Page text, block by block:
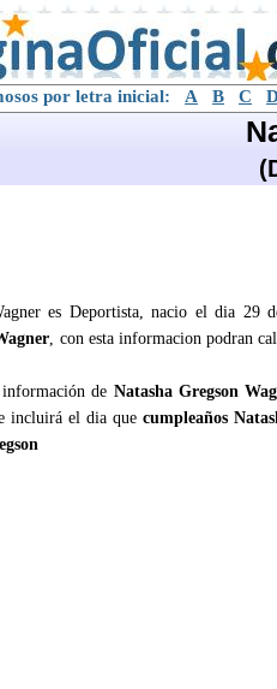
por letra inicial: A B C D
es Deportista, nacio el dia 29
, con esta informacion podran
de Natasha Gregson
incluirá el dia que cumpleaños